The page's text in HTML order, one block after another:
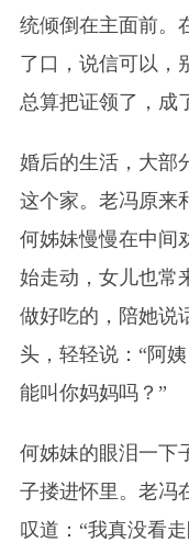
统倾倒在主面前。
了口，说信可以，
总算把证领了，成
婚后的生活，大部
这个家。老冯原来
何姊妹慢慢在中间
始走动，女儿也常
做好吃的，陪她说
头，轻轻说：“阿
能叫你妈妈吗？”
何姊妹的眼泪一下
子搂进怀里。老冯
叹道：“我真没看